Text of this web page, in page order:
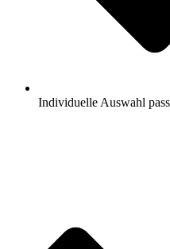
Individuelle Auswahl